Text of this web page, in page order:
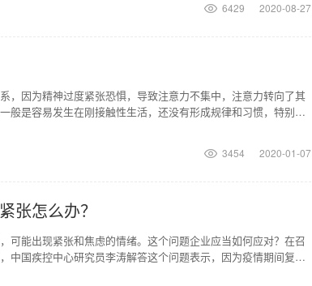
6429 2020-08-27
，因为精神过度紧张恐惧，导致注意力不集中，注意力转向了其
般是容易发生在刚接触性生活，还没有形成规律和习惯，特别平
3454 2020-01-07
张怎么办？
可能出现紧张和焦虑的情绪。这个问题企业应当如何应对？在召
中国疾控中心研究员李涛解答这个问题表示，因为疫情期间复